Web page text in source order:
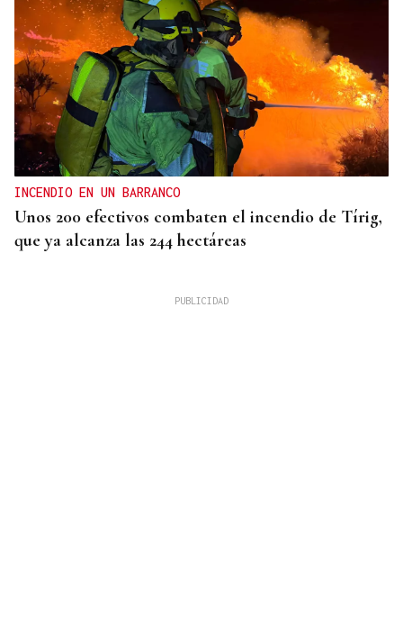
INCENDIO EN UN BARRANCO
Unos 200 efectivos combaten el incendio de Tírig,
que ya alcanza las 244 hectáreas